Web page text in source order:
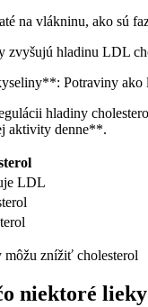
na vlákninu, ​ako sú‌
hladinu ‍LDL
Potraviny
hladiny
aktivity denne**.
LDL
niektoré